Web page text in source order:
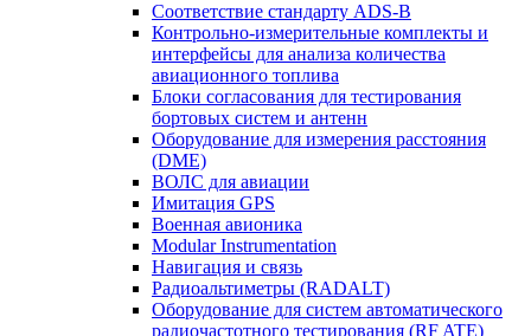
Соответствие стандарту ADS-B
Контрольно-измерительные комплекты и
интерфейсы для анализа количества
авиационного топлива
Блоки согласования для тестирования
бортовых систем и антенн
Оборудование для измерения расстояния
(DME)
ВОЛС для авиации
Имитация GPS
Военная авионика
Modular Instrumentation
Навигация и связь
Радиоальтиметры (RADALT)
Оборудование для систем автоматического
радиочастотного тестирования (RF ATE)